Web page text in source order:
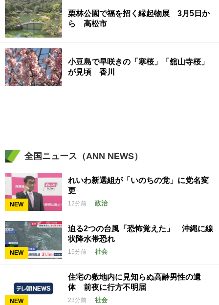
栗林公園で福を招く縁起物展 3月5日か
ら 高松市
小豆島で早咲きの「寒桜」「舘山寺桜」
が見頃 香川
全国ニュース（ANN NEWS）
NEW
れいわ新選組が「いのちの党」に党名変
更
12分前 政治
NEW
迫る2つの台風「恐怖覚えた」 沖縄に線
状降水帯恐れ
15分前 社会
NEW
住宅の敷地内に見知らぬ高齢男性の遺
体 前夜に行方不明届
23分前 社会